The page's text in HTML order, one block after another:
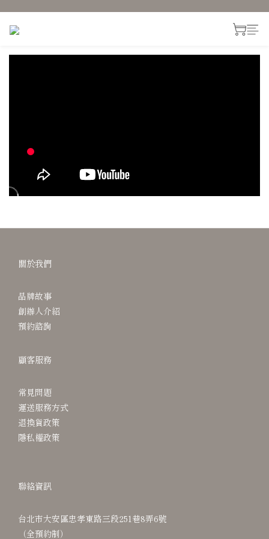
prev next
關於我們
品牌故事
創辦人介紹
預約諮詢
顧客服務
常見問題
運送服務方式
退換貨政策
隱私權政策
聯絡資訊
台北市大安區忠孝東路三段251巷8弄6號
（全預約制）